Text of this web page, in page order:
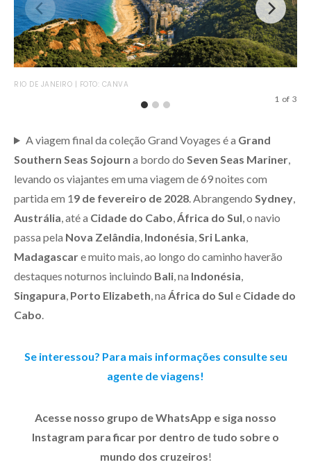
RIO DE JANEIRO | FOTO: CANVA
1 of 3
A viagem final da coleção Grand Voyages é a Grand
Southern Seas Sojourn a bordo do Seven Seas Mariner,
levando os viajantes em uma viagem de 69 noites com
partida em 19 de fevereiro de 2028. Abrangendo Sydney,
Austrália, até a Cidade do Cabo,África do Sul, o navio
passa pela Nova Zelândia, Indonésia,Sri Lanka,
Madagascare muito mais, ao longo do caminho haverão
destaques noturnos incluindo Bali, na Indonésia,
Singapura, Porto Elizabeth, na África do Sul e Cidade do
Cabo.
Se interessou? Para mais informações consulte seu
agente de viagens!
Acesse nosso grupo de WhatsApp e siga nosso
Instagram para ficar por dentro de tudo sobre o
mundo dos cruzeiros!